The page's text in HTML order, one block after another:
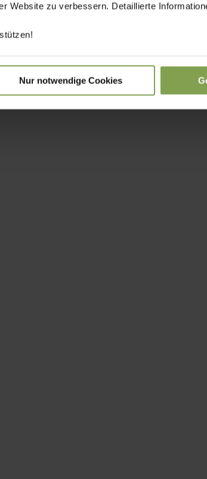
Website zu verbessern. Detaillierte
Nur notwendige Cookies